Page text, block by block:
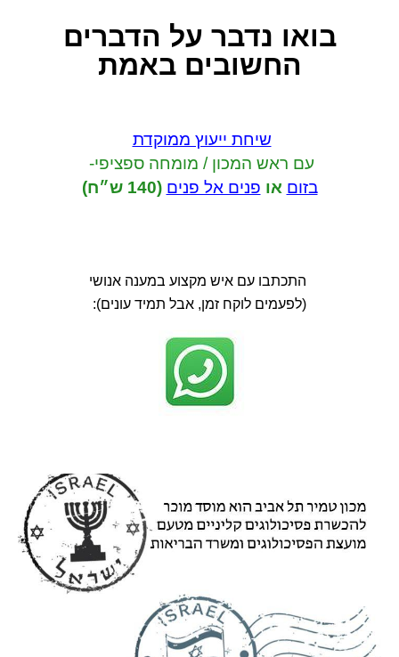
בואו נדבר על הדברים
החשובים באמת
שיחת ייעוץ ממוקדת
עם ראש המכון / מומחה ספציפי-
בזום או פנים אל פנים (140 ש״ח)
התכתבו עם איש מקצוע במענה אנושי
(לפעמים לוקח זמן, אבל תמיד עונים):